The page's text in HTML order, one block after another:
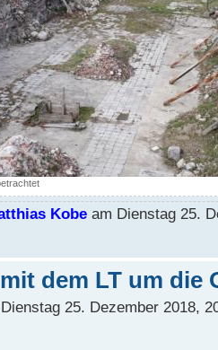
Kobe am Dienstag 25.
dem LT um die
25. Dezember 2018,